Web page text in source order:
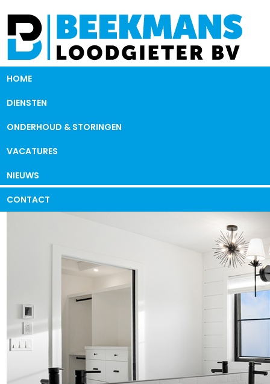
HOME
DIENSTEN
ONDERHOUD & STORINGEN
VACATURES
NIEUWS
CONTACT